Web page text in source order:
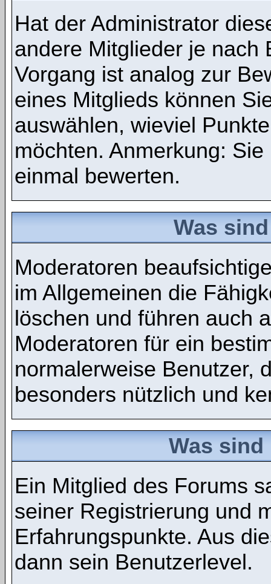
Hat der Administrator
andere Mitglieder je nach
Vorgang ist analog zur
eines Mitglieds können
auswählen, wieviel
möchten. Anmerkung:
einmal bewerten.
Was
Moderatoren
im Allgemeinen die
löschen und führen auch
Moderatoren für ein
normalerweise Benutzer,
besonders nützlich und
Was
Ein Mitglied des Forums
seiner Registrierung und
Erfahrungspunkte. Aus
dann sein Benutzerlevel.